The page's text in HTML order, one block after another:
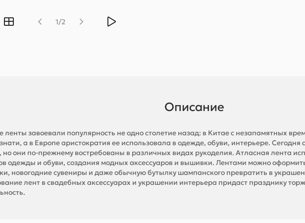
1/2
Описание
ленты завоевали популярность не одно столетие назад: в Китае с незапамятных
а в Европе аристократия ее использовала в одежде, обуви, интерьере.
они по-прежнему востребованы в различных видах рукоделия. Атласная лента
одежды и обуви, создания модных аксессуаров и вышивки. Лентами можно
новогодние сувениры и даже обычную бутылку шампанского превратить в
лент в свадебных аксессуарах и украшении интерьера придаст празднику